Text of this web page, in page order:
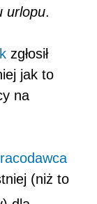
urlopu.
zgłosił
jak to
na
(niż to